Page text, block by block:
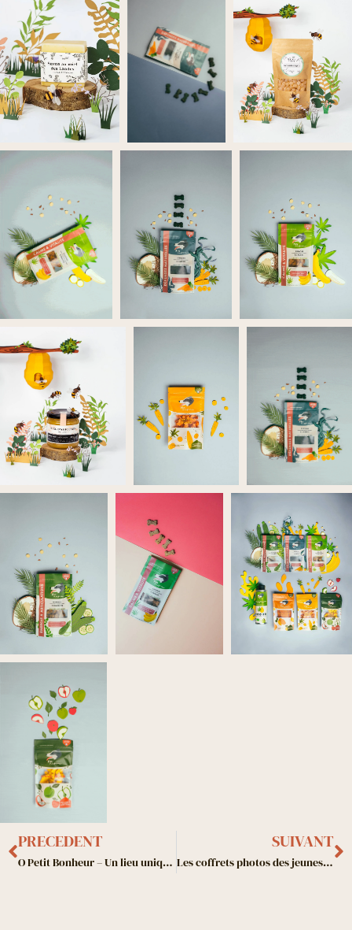
Précédent
PRECEDENT
O Petit Bonheur – Un lieu unique pour votre mariage
SUIVANT
Les coffrets photos des jeunes mariés